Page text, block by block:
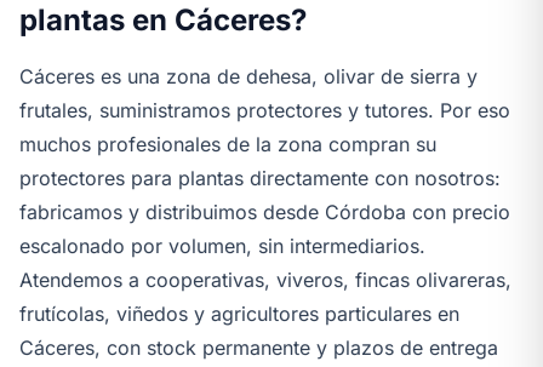
plantas en Cáceres?
Cáceres es una zona de dehesa, olivar de sierra y
frutales, suministramos protectores y tutores. Por eso
muchos profesionales de la zona compran su
protectores para plantas directamente con nosotros:
fabricamos y distribuimos desde Córdoba con precio
escalonado por volumen, sin intermediarios.
Atendemos a cooperativas, viveros, fincas olivareras,
frutícolas, viñedos y agricultores particulares en
Cáceres, con stock permanente y plazos de entrega